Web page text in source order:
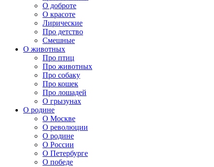
О доброте
О красоте
Лирические
Про детство
Смешные
О животных
Про птиц
Про животных
Про собаку
Про кошек
Про лошадей
О грызунах
О родине
О Москве
О революции
О родине
О России
О Петербурге
О победе